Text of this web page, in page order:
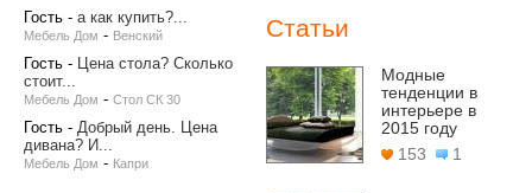
Гость - а как купить?...
Мебель Дом - Венский
Гость - Цена стола? Сколько
стоит...
Мебель Дом - Стол СК 30
Гость - Добрый день. Цена
дивана? И...
Мебель Дом - Капри
Статьи
Модные
тенденции в
интерьере в
2015 году
153
1